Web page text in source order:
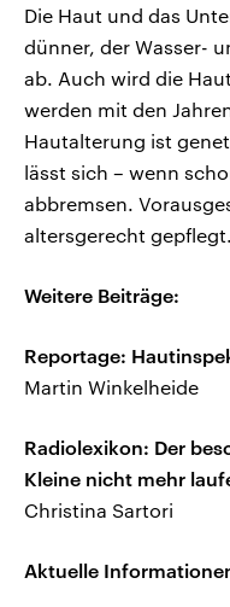
Die Haut und das
dünner, der Wasser-
ab. Auch wird die
werden mit den
Hautalterung ist
lässt sich – wenn
abbremsen.
altersgerecht gepflegt.
Weitere Beiträge:
Reportage:
Martin Winkelheide
Radiolexikon: Der
Kleine nicht mehr
Christina Sartori
Aktuelle